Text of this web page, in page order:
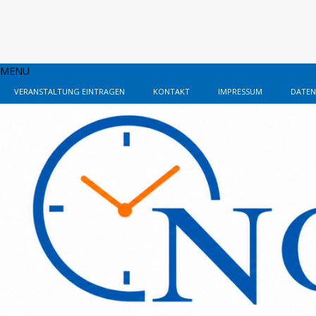
MENU
VERANSTALTUNG EINTRAGEN KONTAKT IMPRESSUM